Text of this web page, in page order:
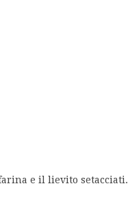
e il lievito setacciati.